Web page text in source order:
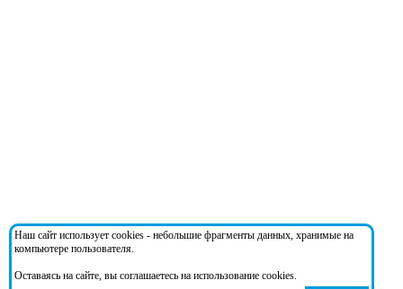
Наш сайт использует cookies - небольшие фрагменты данных, хранимые на
компьютере пользователя.
Оставаясь на сайте, вы соглашаетесь на использование cookies.